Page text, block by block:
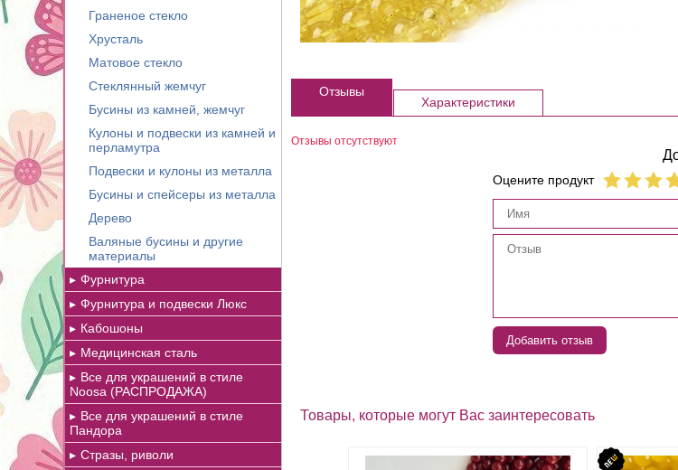
Граненое стекло
Хрусталь
Матовое стекло
Стеклянный жемчуг
Бусины из камней, жемчуг
Кулоны и подвески из камней и
перламутра
Подвески и кулоны из металла
Бусины и спейсеры из металла
Дерево
Валяные бусины и другие
материалы
Фурнитура
Фурнитура и подвески Люкс
Кабошоны
Медицинская сталь
Все для украшений в стиле
Noosa (РАСПРОДАЖА)
Все для украшений в стиле
Пандора
Стразы, риволи
Отзывы
Характеристики
Отзывы отсутствуют
Оцените продукт
Добавить отзыв
Товары, которые могут Вас заинтересовать